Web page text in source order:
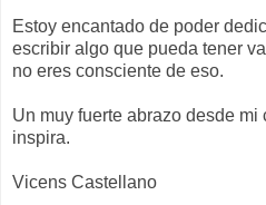
Estoy encantado de poder
escribir algo que pueda tener
no eres consciente de eso.
Un muy fuerte abrazo desde
inspira.
Vicens Castellano